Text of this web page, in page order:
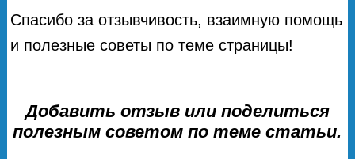
Спасибо за отзывчивость, взаимную помощь
и полезные советы по теме страницы!
Добавить отзыв или поделиться
полезным советом по теме статьи.